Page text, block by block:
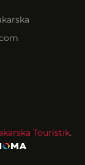
Touristik.